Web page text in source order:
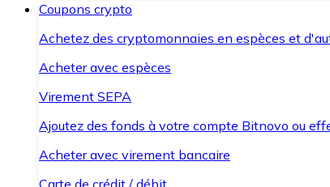
Coupons crypto
Achetez des cryptomonnaies en espèces et
Acheter avec espèces
Virement SEPA
Ajoutez des fonds à votre compte Bitnovo ou
Acheter avec virement bancaire
Carte de crédit / débit